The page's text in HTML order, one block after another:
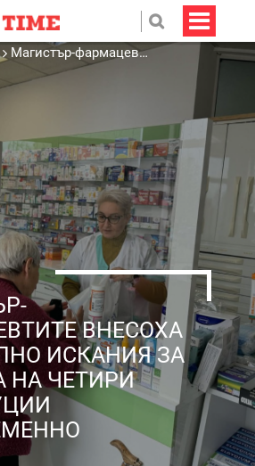
Магистър-фармацевтите внесоха официално искания за реформа на четири институции едновременно
ВНЕСОХА
ИСКАНИЯ ЗА
НА ЧЕТИРИ